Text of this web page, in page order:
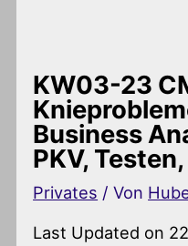
KW03-23
Business
PKV,
Privates / Von
Last Updated on